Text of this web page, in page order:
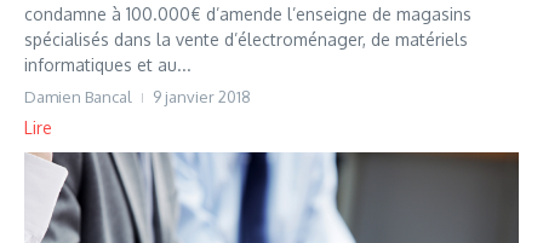
condamne à 100.000€ d’amende l’enseigne de magasins
spécialisés dans la vente d’électroménager, de matériels
informatiques et au...
Damien Bancal 9 janvier 2018
Lire